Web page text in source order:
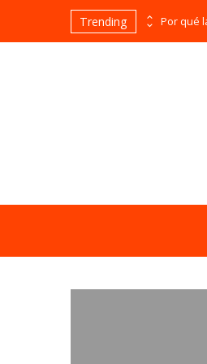
Trending Los imperios más ricos gracias al comercio antes de la era industrial